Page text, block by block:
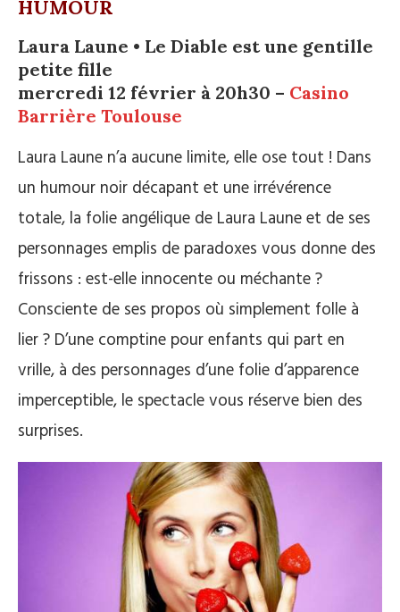
HUMOUR
Laura Laune • Le Diable est une gentille
petite fille
mercredi 12 février à 20h30 – Casino
Barrière Toulouse
Laura Laune n’a aucune limite, elle ose tout ! Dans
un humour noir décapant et une irrévérence
totale, la folie angélique de Laura Laune et de ses
personnages emplis de paradoxes vous donne des
frissons : est-elle innocente ou méchante ?
Consciente de ses propos où simplement folle à
lier ? D’une comptine pour enfants qui part en
vrille, à des personnages d’une folie d’apparence
imperceptible, le spectacle vous réserve bien des
surprises.